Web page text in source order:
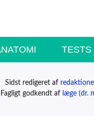
TESTS
Sidst redigeret af
Fagligt godkendt af læge (dr.